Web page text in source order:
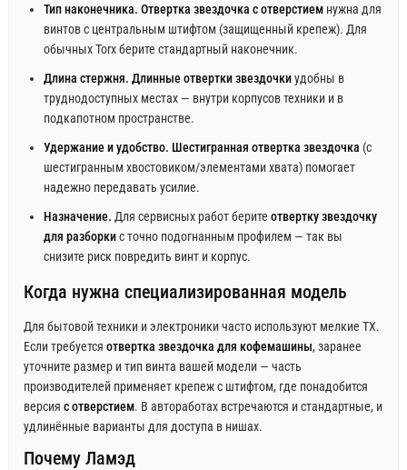
Тип наконечника. Отвертка звездочка с отверстиемнужна для
винтов с центральным штифтом (защищенный крепеж). Для
обычных Torx берите стандартный наконечник.
Длина стержня. Длинные отвертки звездочкиудобны в
труднодоступных местах — внутри корпусов техники и в
подкапотном пространстве.
Удержание и удобство. Шестигранная отвертка звездочка (с
шестигранным хвостовиком/элементами хвата) помогает
надежно передавать усилие.
Назначение. Для сервисных работ берите отвертку звездочку
для разборкис точно подогнанным профилем — так вы
снизите риск повредить винт и корпус.
Когда нужна специализированная модель
Для бытовой техники и электроники часто используют мелкие TX.
Если требуется отвертка звездочка для кофемашины, заранее
уточните размер и тип винта вашей модели — часть
производителей применяет крепеж с штифтом, где понадобится
версия с отверстием. В автоработах встречаются и стандартные, и
удлинённые варианты для доступа в нишах.
Почему Ламэд